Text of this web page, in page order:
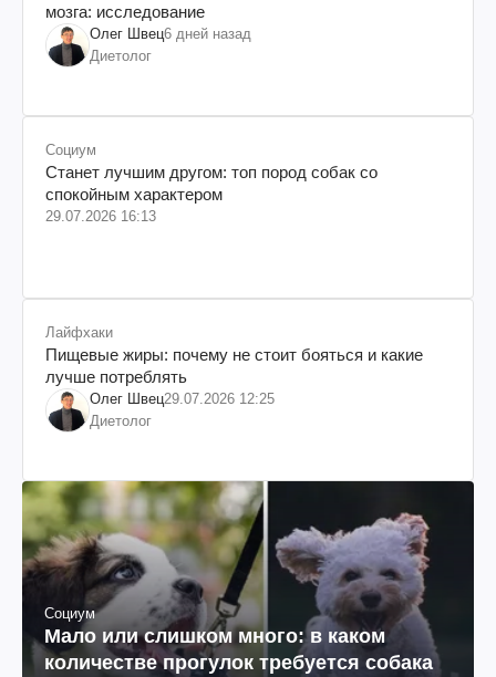
мозга: исследование
Олег Швец6 дней назад
Диетолог
Социум
Станет лучшим другом: топ пород собак со
спокойным характером
29.07.2026 16:13
Лайфхаки
Пищевые жиры: почему не стоит бояться и какие
лучше потреблять
Олег Швец29.07.2026 12:25
Диетолог
Социум
Мало или слишком много: в каком
количестве прогулок требуется собака